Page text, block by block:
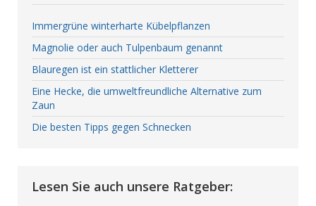
Immergrüne winterharte Kübelpflanzen
Magnolie oder auch Tulpenbaum genannt
Blauregen ist ein stattlicher Kletterer
Eine Hecke, die umweltfreundliche Alternative zum
Zaun
Die besten Tipps gegen Schnecken
Lesen Sie auch unsere Ratgeber: